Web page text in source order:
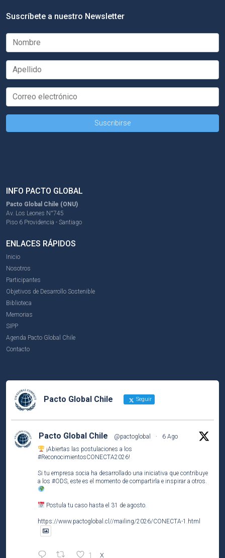
Suscríbete a nuestro Newsletter
INFO PACTO GLOBAL
Pacto Global Chile (ONU)
Av. Los Leones N°745
Piso 6 Providencia - Santiago
ENLACES RÁPIDOS
Inicio
Nosotros
Participantes
Objetivos de Desarrollo Sostenible
Biblioteca
Memorias
SIPP
Agenda Pacto Global Chile
Contacto
Pacto Global Chile Seguir
Pacto Global Chile @pactoglobal ·
6 Ago
¡Abiertas las postulaciones a los
#ReconocimientosCONECTA2026!
Si tu empresa socia ha desarrollado una iniciativa que contribuye
a los #ODS , este es el momento de compartirla e inspirar a otros.
Postula tu caso hasta el 31 de agosto.
https://www.pactoglobal.cl//mailing/2026/CONECTA-1.html
1 X